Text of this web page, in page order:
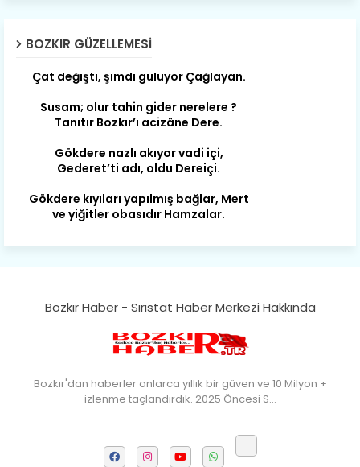
BOZKIR GÜZELLEMESI
Son yıllarda orda yok artık ağlayan,
Susam; olur tahin gider nerelere ?
Tanıtır Bozkır’ı acizâne Dere.
Gederet’ti adı, oldu Dereiçi.
Gökdere kıyıları yapılmış bağlar, Mert
ve yiğitler obasıdır Hamzalar.
Harmanı,elması ve Sorkunca’sı var.
kan, Bunlarla kasaba olmuş Sarıoğlan.
yorgun. Şehit Berâtlı, halkı yiğit genç
Sorkun.
Mazimdeki ismi şanla taşır Söğüt.
Bozkır Haber - Sırıstat Haber Merkezi Hakkında
Bozkır'dan haberler onlarca yıllık bir güven ve 10 Milyon +
izlenme taçlandırdık. 2025 Öncesi S…